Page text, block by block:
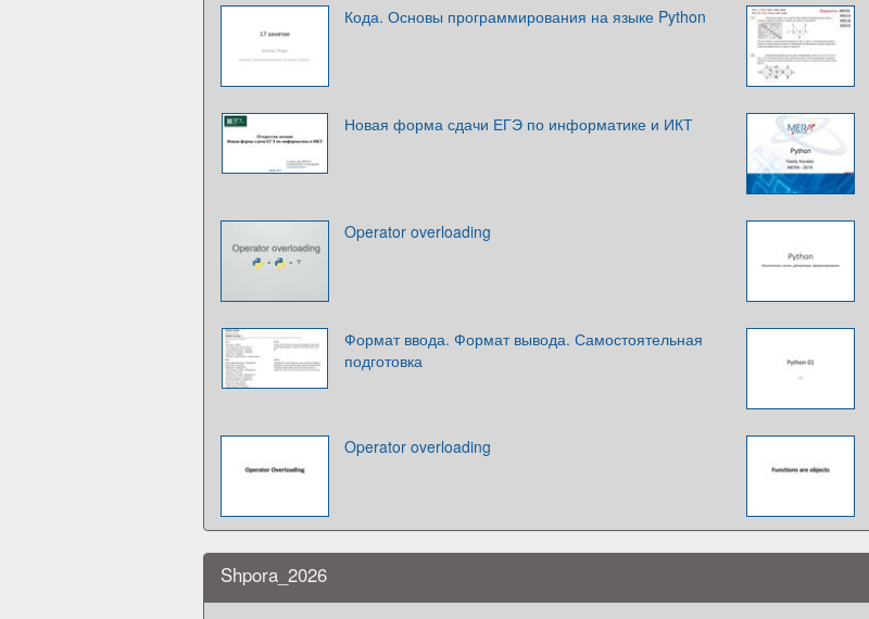
Кода. Основы программирования на языке Python
Новая форма сдачи ЕГЭ по информатике и ИКТ
Operator overloading
Формат ввода. Формат вывода. Самостоятельная
подготовка
Operator overloading
Shpora_2026